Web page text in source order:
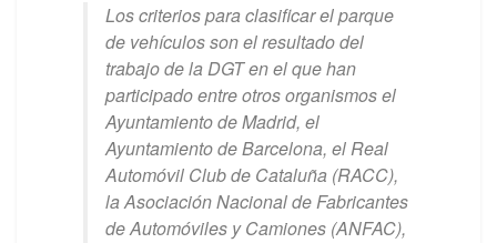
Los criterios para clasificar el parque
de vehículos son el resultado del
trabajo de la DGT en el que han
participado entre otros organismos el
Ayuntamiento de Madrid, el
Ayuntamiento de Barcelona, el Real
Automóvil Club de Cataluña (RACC),
la Asociación Nacional de Fabricantes
de Automóviles y Camiones (ANFAC),